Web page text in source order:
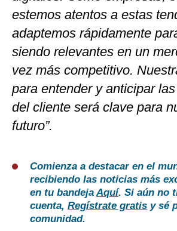
estemos atentos a estas
adaptemos rápidamente
siendo relevantes en un
vez más competitivo.
para entender y anticipar
del cliente será clave para
futuro”.
Comienza a destacar en el
recibiendo las noticias más
en tu bandejaAquí. Si aún no
cuenta, Regístrate gratis y sé
comunidad.